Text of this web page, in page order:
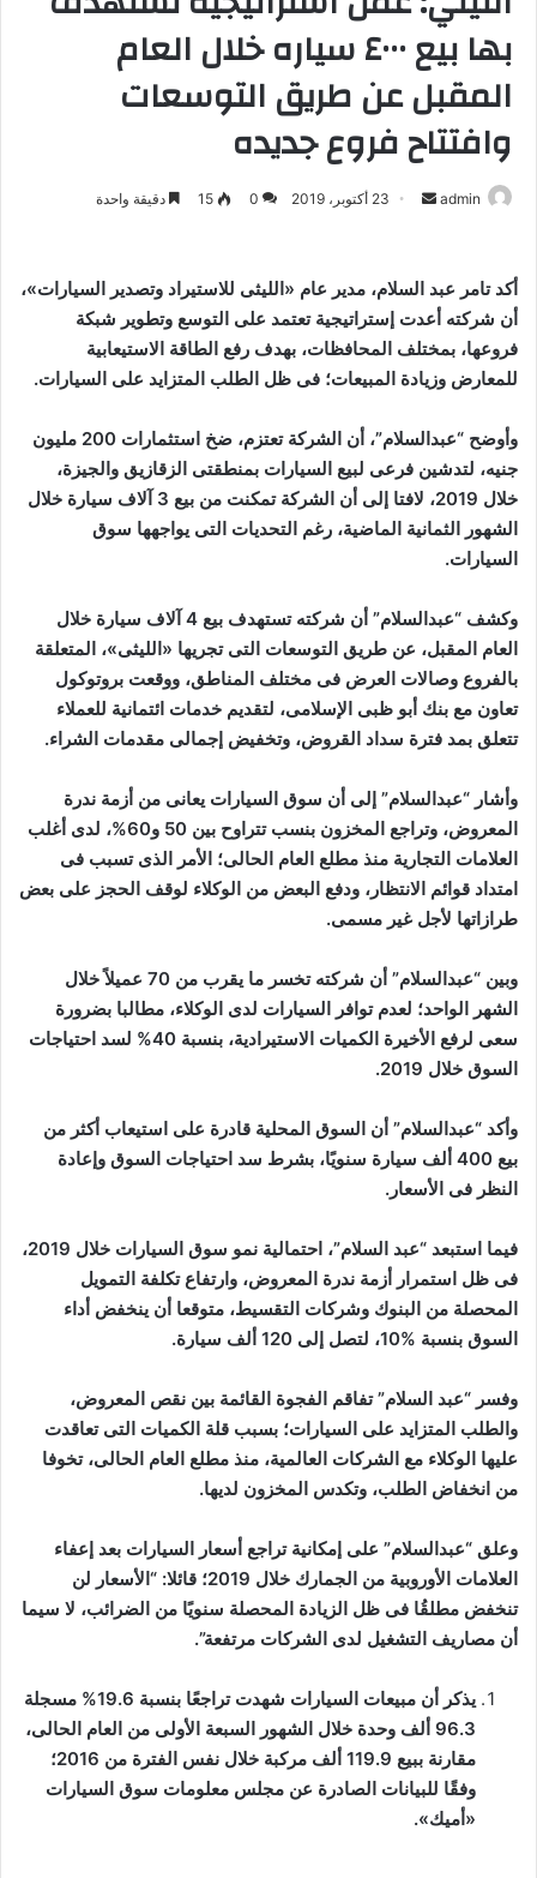
بها بيع ٤٠٠٠ سياره خلال العام
المقبل عن طريق التوسعات
وافتتاح فروع جديده
admin
ل
ب
ر
ي
ا
ت
ن
ا
23 أكتوبر، 2019 0
15 دقيقة واحدة
أكد تامر عبد السلام، مدير عام «الليثى للاستيراد وتصدير السيارات»،
أن شركته أعدت إستراتيجية تعتمد على التوسع وتطوير شبكة
فروعها، بمختلف المحافظات، بهدف رفع الطاقة الاستيعابية
للمعارض وزيادة المبيعات؛ فى ظل الطلب المتزايد على السيارات.
وأوضح “عبدالسلام”، أن الشركة تعتزم، ضخ استثمارات 200 مليون
جنيه، لتدشين فرعى لبيع السيارات بمنطقتى الزقازيق والجيزة،
خلال 2019، لافتا إلى أن الشركة تمكنت من بيع 3 آلاف سيارة خلال
الشهور الثمانية الماضية، رغم التحديات التى يواجهها سوق
السيارات.
وكشف “عبدالسلام” أن شركته تستهدف بيع 4 آلاف سيارة خلال
العام المقبل، عن طريق التوسعات التى تجريها «الليثى»، المتعلقة
بالفروع وصالات العرض فى مختلف المناطق، ووقعت بروتوكول
تعاون مع بنك أبو ظبى الإسلامى، لتقديم خدمات ائتمانية للعملاء
تتعلق بمد فترة سداد القروض، وتخفيض إجمالى مقدمات الشراء.
وأشار “عبدالسلام” إلى أن سوق السيارات يعانى من أزمة ندرة
المعروض، وتراجع المخزون بنسب تتراوح بين 50 و60%، لدى أغلب
العلامات التجارية منذ مطلع العام الحالى؛ اﻷمر الذى تسبب فى
امتداد قوائم الانتظار، ودفع البعض من الوكلاء لوقف الحجز على بعض
طرازاتها ﻷجل غير مسمى.
وبين “عبدالسلام” أن شركته تخسر ما يقرب من 70 عميلاً خلال
الشهر الواحد؛ لعدم توافر السيارات لدى الوكلاء، مطالبا بضرورة
سعى لرفع اﻷخيرة الكميات الاستيرادية، بنسبة 40% لسد احتياجات
السوق خلال 2019.
وأكد “عبدالسلام” أن السوق المحلية قادرة على استيعاب أكثر من
بيع 400 ألف سيارة سنويًا، بشرط سد احتياجات السوق وإعادة
النظر فى الأسعار.
فيما استبعد “عبد السلام”، احتمالية نمو سوق السيارات خلال 2019،
فى ظل استمرار أزمة ندرة المعروض، وارتفاع تكلفة التمويل
المحصلة من البنوك وشركات التقسيط، متوقعا أن ينخفض أداء
السوق بنسبة %10، لتصل إلى 120 ألف سيارة.
وفسر “عبد السلام” تفاقم الفجوة القائمة بين نقص المعروض،
والطلب المتزايد على السيارات؛ بسبب قلة الكميات التى تعاقدت
عليها الوكلاء مع الشركات العالمية، منذ مطلع العام الحالى، تخوفا
من انخفاض الطلب، وتكدس المخزون لديها.
وعلق “عبدالسلام” على إمكانية تراجع أسعار السيارات بعد إعفاء
العلامات اﻷوروبية من الجمارك خلال 2019؛ قائلا: “اﻷسعار لن
تنخفض مطلقُا فى ظل الزيادة المحصلة سنويًا من الضرائب، لا سيما
أن مصاريف التشغيل لدى الشركات مرتفعة”.
يذكر أن مبيعات السيارات شهدت تراجعًا بنسبة 19.6% مسجلة
96.3 ألف وحدة خلال الشهور السبعة اﻷولى من العام الحالى،
مقارنة ببيع 119.9 ألف مركبة خلال نفس الفترة من 2016؛
وفقًا للبيانات الصادرة عن مجلس معلومات سوق السيارات
«أميك».